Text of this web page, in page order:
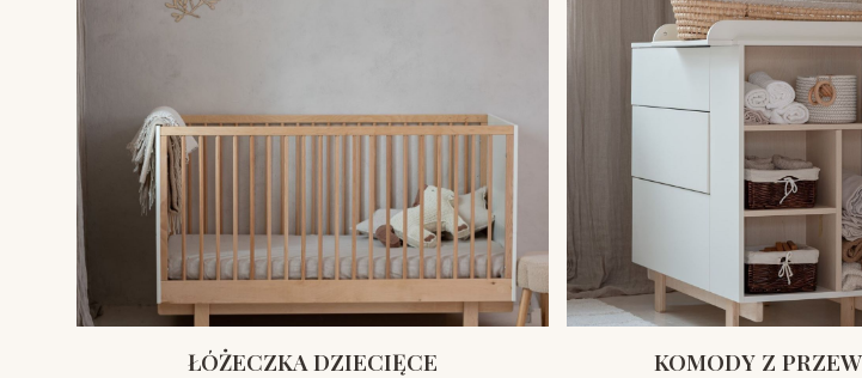
ŁÓŻECZKA DZIECIĘCE KOMODY Z